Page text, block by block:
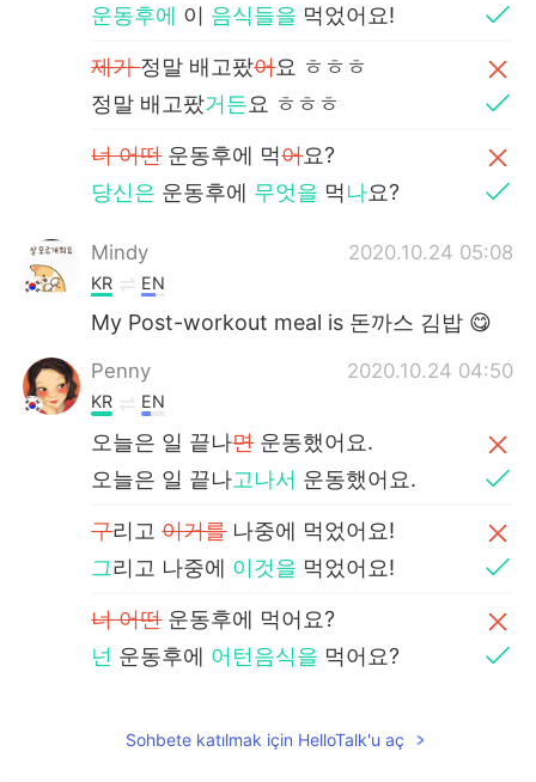
운동후에 이 음식들을 먹었어요!
제가정말 배고팠어요 ㅎㅎㅎ
정말 배고팠거든요 ㅎㅎㅎ
너 어떤운동후에 먹어요?
당신은 운동후에 무엇을 먹나요?
Mindy 2020.10.24 05:08
KR EN
My Post-workout meal is 돈까스 김밥 😋
Penny 2020.10.24 04:50
KR EN
오늘은 일 끝나면운동했어요.
오늘은 일 끝나고나서 운동했어요.
구리고이거를나중에 먹었어요!
그리고 나중에 이것을 먹었어요!
너 어떤운동후에 먹어요?
넌 운동후에 어턴음식을 먹어요?
Sohbete katılmak için HelloTalk'u aç